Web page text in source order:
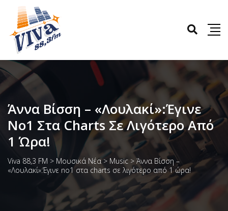
Άννα Βίσση – «Λουλακί»:Έγινε
No1 Στα Charts Σε Λιγότερο Από
1 Ώρα!
Viva 88,3 FM > Μουσικά Νέα > Music > Άννα Βίσση –
«Λουλακί»:Έγινε no1 στα charts σε λιγότερο από 1 ώρα!